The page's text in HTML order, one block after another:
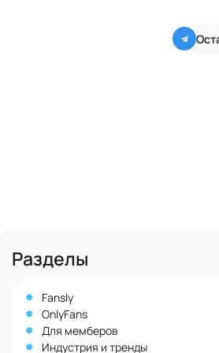
Разделы
Fansly
OnlyFans
Для мемберов
Индустрия и тренды